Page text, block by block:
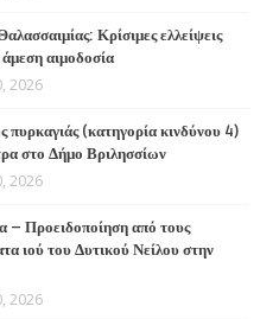
Κρίσιμες ελλείψεις
αιμοδοσία
2026
πυρκαγιάς (κατηγορία κινδύνου 4)
στο Δήμο Βριλησσίων
2026
– Προειδοποίηση από τους
ιού του Δυτικού Νείλου στην
2026